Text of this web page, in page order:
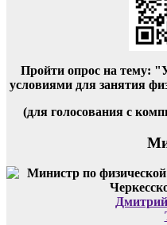
Пройти опрос на тему:
условиями для занятия
(для голосования с